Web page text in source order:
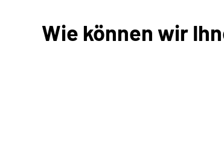
Wie können wir